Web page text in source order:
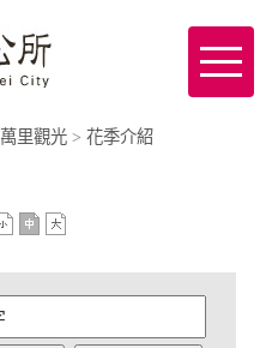
Toggle
萬里觀光 > 花季介紹